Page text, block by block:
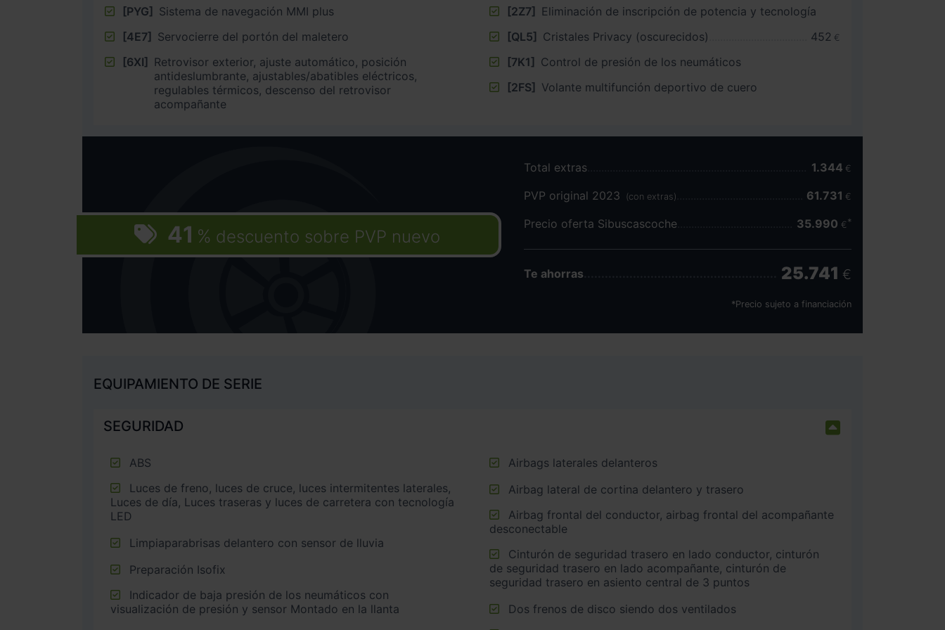
[PYG] Sistema de navegación MMI plus
[4E7] Servocierre del portón del maletero
[6XI] Retrovisor exterior, ajuste automático, posición
antideslumbrante, ajustables/abatibles eléctricos,
regulables térmicos, descenso del retrovisor
acompañante
[2Z7] Eliminación de inscripción de potencia y tecnología
[QL5] Cristales Privacy (oscurecidos) 452 €
[7K1] Control de presión de los neumáticos
[2FS] Volante multifunción deportivo de cuero
41 % descuento sobre PVP nuevo
Total extras 1.344 €
PVP original 2023 (con extras) 61.731 €
Precio oferta Sibuscascoche 35.990 €
Te ahorras 25.741 €
*Precio sujeto a financiación
EQUIPAMIENTO DE SERIE
SEGURIDAD
ABS
Luces de día, Luces traseras y luces de carretera con tecnología
LED
Limpiaparabrisas delantero con sensor de lluvia
Preparación Isofix
visualización de presión y sensor Montado en la llanta
Airbags laterales delanteros
Airbag lateral de cortina delantero y trasero
desconectable
de seguridad trasero en lado acompañante, cinturón de
seguridad trasero en asiento central de 3 puntos
Dos frenos de disco siendo dos ventilados